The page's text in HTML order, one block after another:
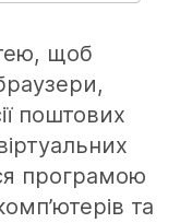
щоб
поштових
програмою
та